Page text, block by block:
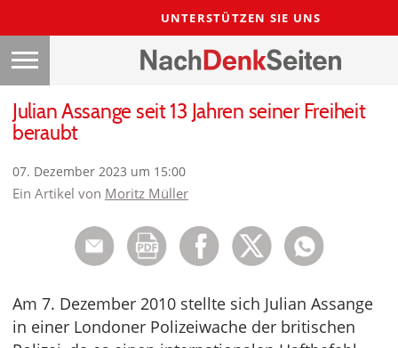
UNTERSTÜTZEN SIE UNS
Julian Assange seit 13 Jahren seiner Freiheit
beraubt
07. Dezember 2023 um 15:00
Ein Artikel von Moritz Müller
Am 7. Dezember 2010 stellte sich Julian Assange
in einer Londoner Polizeiwache der britischen